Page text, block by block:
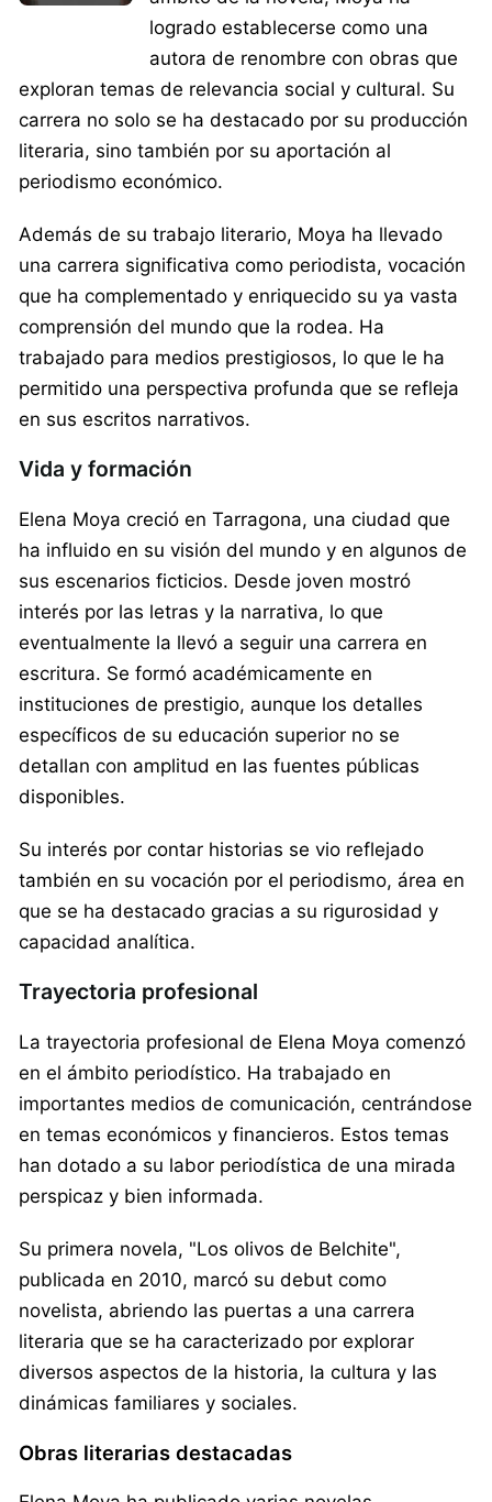
logrado establecerse como una
autora de renombre con obras que
exploran temas de relevancia social y cultural. Su
carrera no solo se ha destacado por su producción
literaria, sino también por su aportación al
periodismo económico.
Además de su trabajo literario, Moya ha llevado
una carrera significativa como periodista, vocación
que ha complementado y enriquecido su ya vasta
comprensión del mundo que la rodea. Ha
trabajado para medios prestigiosos, lo que le ha
permitido una perspectiva profunda que se refleja
en sus escritos narrativos.
Vida y formación
Elena Moya creció en Tarragona, una ciudad que
ha influido en su visión del mundo y en algunos de
sus escenarios ficticios. Desde joven mostró
interés por las letras y la narrativa, lo que
eventualmente la llevó a seguir una carrera en
escritura. Se formó académicamente en
instituciones de prestigio, aunque los detalles
específicos de su educación superior no se
detallan con amplitud en las fuentes públicas
disponibles.
Su interés por contar historias se vio reflejado
también en su vocación por el periodismo, área en
que se ha destacado gracias a su rigurosidad y
capacidad analítica.
Trayectoria profesional
La trayectoria profesional de Elena Moya comenzó
en el ámbito periodístico. Ha trabajado en
importantes medios de comunicación, centrándose
en temas económicos y financieros. Estos temas
han dotado a su labor periodística de una mirada
perspicaz y bien informada.
Su primera novela, "Los olivos de Belchite",
publicada en 2010, marcó su debut como
novelista, abriendo las puertas a una carrera
literaria que se ha caracterizado por explorar
diversos aspectos de la historia, la cultura y las
dinámicas familiares y sociales.
Obras literarias destacadas